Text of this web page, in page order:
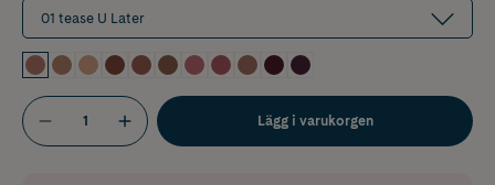
01 tease U Later
Lägg i varukorgen